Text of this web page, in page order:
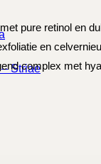
Striae
pure retinol en
en
complex met